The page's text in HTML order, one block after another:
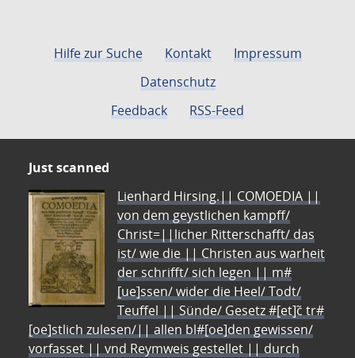
Hilfe zur Suche Kontakt
Impressum
Datenschutz
Feedback
RSS-Feed
Just scanned
Lienhard Hirsing.|| COMOEDIA ||
von dem geystlichen kampff/
Christ=||licher Ritterschafft/ das
ist/ wie die || Christen aus warheit
der schrifft/ sich legen || m#
[ue]ssen/ wider die Heel/ Todt/
Teuffel || Sünde/ Gesetz #[et]c̃ tr#
[oe]stlich zulesen/|| allen bl#[oe]den gewissen/
vorfasset || vnd Reymweis gestellet || durch